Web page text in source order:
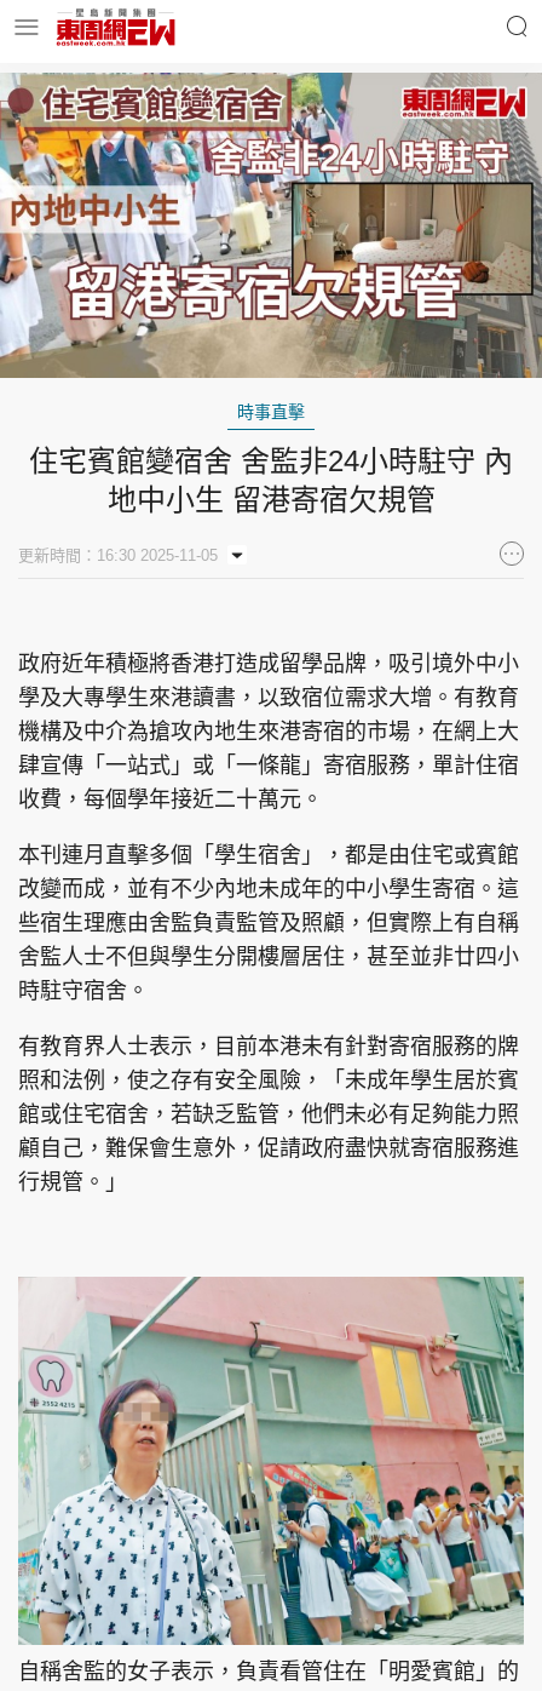
明星名人 時事財經
東周Ladies 優享生活
東周食玩通 會員活動
玄學靈異 東周專欄
東周刊 cazbuyer 東Touch
頭條日報 星島環球 The Standard
親子王 Oh!爸媽 JobMarket
關於我們
聯絡我們
隱私政策聲明
版權及免責聲明
Copyright © 東周網 版權所有 . 不得轉載
©Eastweek.com.hk. All rights reserved.
時事直擊
住宅賓館變宿舍 舍監非24小時駐守 內
地中小生 留港寄宿欠規管
更新時間：16:30 2025-11-05
政府近年積極將香港打造成留學品牌，吸引境外中小
學及大專學生來港讀書，以致宿位需求大增。有教育
機構及中介為搶攻內地生來港寄宿的市場，在網上大
肆宣傳「一站式」或「一條龍」寄宿服務，單計住宿
收費，每個學年接近二十萬元。
本刊連月直擊多個「學生宿舍」，都是由住宅或賓館
改變而成，並有不少內地未成年的中小學生寄宿。這
些宿生理應由舍監負責監管及照顧，但實際上有自稱
舍監人士不但與學生分開樓層居住，甚至並非廿四小
時駐守宿舍。
有教育界人士表示，目前本港未有針對寄宿服務的牌
照和法例，使之存有安全風險，「未成年學生居於賓
館或住宅宿舍，若缺乏監管，他們未必有足夠能力照
顧自己，難保會生意外，促請政府盡快就寄宿服務進
行規管。」
自稱舍監的女子表示，負責看管住在「明愛賓館」的